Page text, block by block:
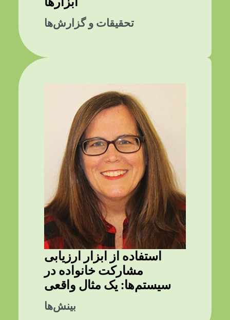
تحقیقات و گزارش‌ها
استفاده از ابزار ارزیابی
مشارکت خانواده در
سیستم‌ها: یک مثال واقعی
بینش‌ها